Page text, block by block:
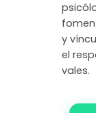
y
el
vales.